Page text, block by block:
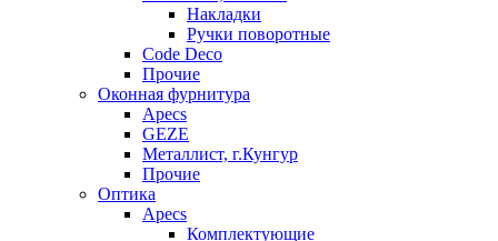
Накладки
Ручки поворотные
Code Deco
Прочие
Оконная фурнитура
Apecs
GEZE
Металлист, г.Кунгур
Прочие
Оптика
Apecs
Комплектующие